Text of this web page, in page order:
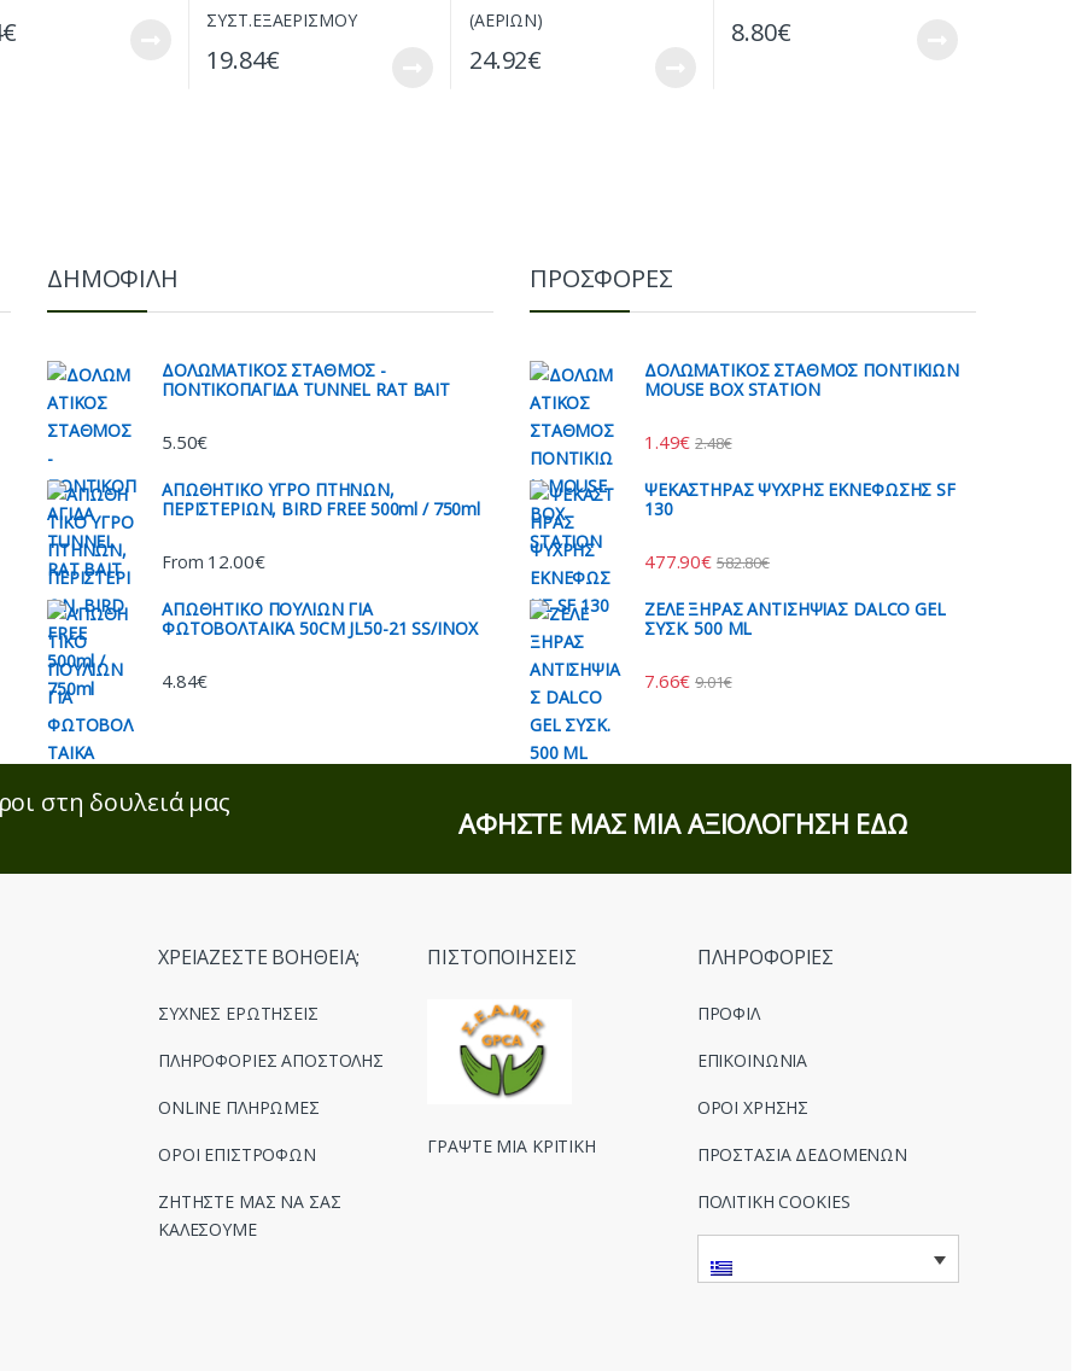
€
19.84€ 24.92€
8.80€
ΔΗΜΟΦΙΛΗ
ΔΟΛΩΜΑΤΙΚΟΣ ΣΤΑΘΜΟΣ -
ΠΟΝΤΙΚΟΠΑΓΙΔΑ TUNNEL RAT BAIT
5.50€
AΠΩΘΗΤΙΚΟ ΥΓΡΟ ΠΤΗΝΩΝ,
ΠΕΡΙΣΤΕΡΙΩΝ, BIRD FREE 500ml / 750ml
From 12.00€
ΑΠΩΘΗΤΙΚO ΠΟΥΛΙΩΝ ΓΙΑ
ΦΩΤΟΒΟΛΤΑΙΚΑ 50CM JL50-21 SS/INOX
4.84€
ΠΡΟΣΦΟΡΕΣ
ΔΟΛΩΜΑΤΙΚΟΣ ΣΤΑΘΜΟΣ ΠΟΝΤΙΚΙΩΝ
MOUSE BOX STATION
1.49€ 2.48€
ΨΕΚΑΣΤΗΡΑΣ ΨΥΧΡΗΣ ΕΚΝΕΦΩΣΗΣ SF
130
477.90€ 582.80€
ΖΕΛΕ ΞΗΡΑΣ ΑΝΤΙΣΗΨΙΑΣ DALCO GEL
ΣΥΣΚ. 500 ML
7.66€ 9.01€
στη δουλειά μας
ΑΦΗΣΤΕ ΜΑΣ ΜΙΑ ΑΞΙΟΛΟΓΗΣΗ ΕΔΩ
ΧΡΕΙΑΖΕΣΤΕ ΒΟΗΘΕΙΑ;
ΣΥΧΝΕΣ ΕΡΩΤΗΣΕΙΣ
ΠΛΗΡΟΦΟΡΙΕΣ ΑΠΟΣΤΟΛΗΣ
ONLINE ΠΛΗΡΩΜΕΣ
ΟΡΟΙ ΕΠΙΣΤΡΟΦΩΝ
ΖΗΤΗΣΤΕ ΜΑΣ ΝΑ ΣΑΣ
ΚΑΛΕΣΟΥΜΕ
ΠΙΣΤΟΠΟΙΗΣΕΙΣ
ΓΡΑΨΤΕ ΜΙΑ ΚΡΙΤΙΚΗ
ΠΛΗΡΟΦΟΡΙΕΣ
ΠΡΟΦΙΛ
ΕΠΙΚΟΙΝΩΝΙΑ
ΟΡΟΙ ΧΡΗΣΗΣ
ΠΡΟΣΤΑΣΙΑ ΔΕΔΟΜΕΝΩΝ
ΠΟΛΙΤΙΚΗ COOKIES